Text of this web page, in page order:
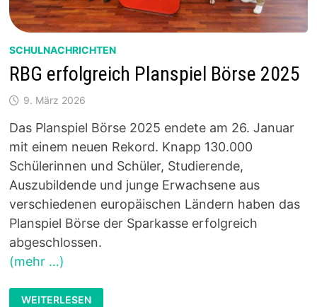
SCHULNACHRICHTEN
RBG erfolgreich Planspiel Börse 2025
9. März 2026
Das Planspiel Börse 2025 endete am 26. Januar
mit einem neuen Rekord. Knapp 130.000
Schülerinnen und Schüler, Studierende,
Auszubildende und junge Erwachsene aus
verschiedenen europäischen Ländern haben das
Planspiel Börse der Sparkasse erfolgreich
abgeschlossen.
(mehr …)
RBG
ERFOLGREICH
WEITERLESEN